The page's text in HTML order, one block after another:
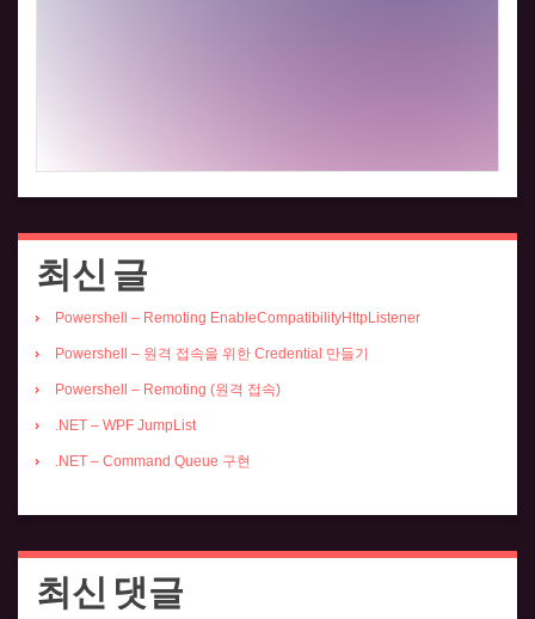
최신 글
Powershell – Remoting EnableCompatibilityHttpListener
Powershell – 원격 접속을 위한 Credential 만들기
Powershell – Remoting (원격 접속)
.NET – WPF JumpList
.NET – Command Queue 구현
최신 댓글